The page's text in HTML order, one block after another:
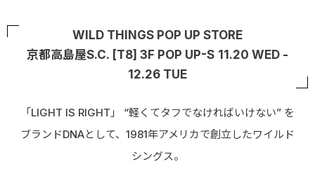
WILD THINGS POP UP STORE
京都高島屋S.C. [T8] 3F POP UP-S 11.20 WED -
12.26 TUE
「LIGHT IS RIGHT」 “軽くてタフでなければいけない” を
ブランドDNAとして、1981年アメリカで創立したワイルド
シングス。